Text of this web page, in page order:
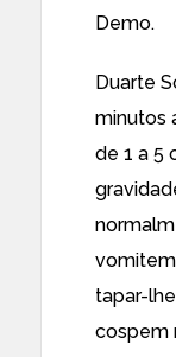
Demo.
Duarte
minutos
de 1 a 5
tapar-
cospem